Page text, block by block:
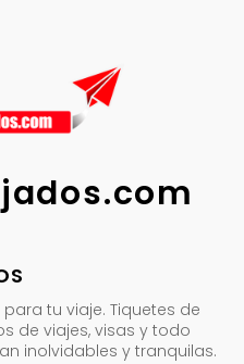
tu viaje. Tiquetes de
de viajes, visas y todo
inolvidables y tranquilas.